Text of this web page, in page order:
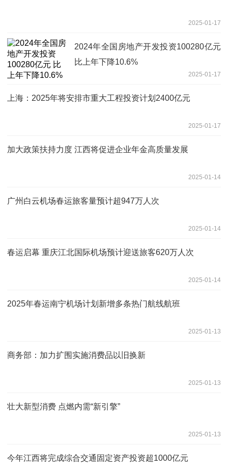
2025-01-17
2024年全国房地产开发投资100280亿元
比上年下降10.6%
2025-01-17
上海：2025年将安排市重大工程投资计划2400亿元
2025-01-17
加大政策扶持力度 江西将促进企业年金高质量发展
2025-01-14
广州白云机场春运旅客量预计超947万人次
2025-01-14
春运启幕 重庆江北国际机场预计迎送旅客620万人次
2025-01-14
2025年春运南宁机场计划新增多条热门航线航班
2025-01-13
商务部：加力扩围实施消费品以旧换新
2025-01-13
壮大新型消费 点燃内需“新引擎”
2025-01-13
今年江西将完成综合交通固定资产投资超1000亿元